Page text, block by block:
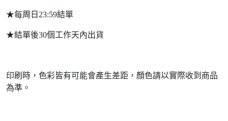
★每周日23:59結單
★結單後30個工作天內出貨
印刷時，色彩皆有可能會產生差距，顏色請以實際收到商品
為準。